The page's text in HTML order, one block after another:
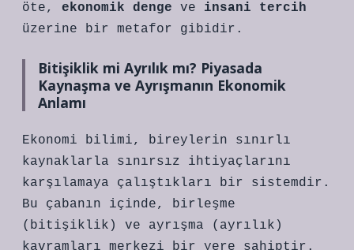
öte, ekonomik denge ve insani tercih
üzerine bir metafor gibidir.
Bitişiklik mi Ayrılık mı? Piyasada
Kaynaşma ve Ayrışmanın Ekonomik
Anlamı
Ekonomi bilimi, bireylerin sınırlı
kaynaklarla sınırsız ihtiyaçlarını
karşılamaya çalıştıkları bir sistemdir.
Bu çabanın içinde, birleşme
(bitişiklik) ve ayrışma (ayrılık)
kavramları merkezi bir yere sahiptir.